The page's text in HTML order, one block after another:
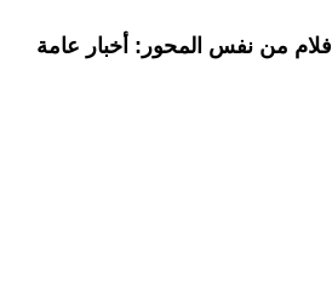
افلام من نفس المحور: أخبار عامة